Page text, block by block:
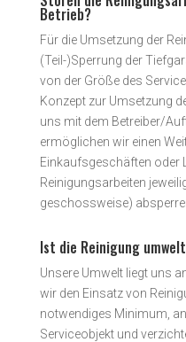
Betrieb?
Für die Umsetzung der
(Teil-)Sperrung der
von der Größe des
Konzept zur Umsetzung
uns mit dem Betreiber/
ermöglichen wir einen
Einkaufsgeschäften oder
Reinigungsarbeiten
geschossweise)
Ist die Reinigung
Unsere Umwelt liegt uns
wir den Einsatz von
notwendiges Minimum,
Serviceobjekt und